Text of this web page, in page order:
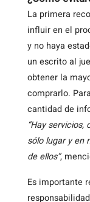
La primera
influir en el
y no haya
un escrito al
obtener la
comprarlo.
cantidad de
“Hay
sólo lugar y en
de ellos”,
Es importante